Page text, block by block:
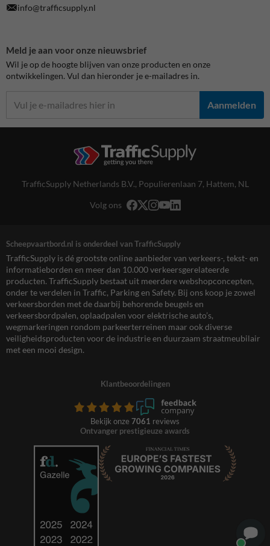
info@trafficsupply.nl
Meld je aan voor onze nieuwsbrief
Wil je op de hoogte blijven van onze producten en onze
ontwikkelingen. Vul dan hieronder je e-mailadres in.
Aanmelden
TrafficSupply Netherlands B.V., Populierenlaan 7, Hattem, NL
Volg ons
Scheepvaartbord.nl is onderdeel van TrafficSupply
TrafficSupply is dé grootste online aanbieder van verkeers-, tekst- en
informatieborden en meer dan 10.000 verkeersgerelateerde
producten. TrafficSupply bestaat uit meerdere webshopconcepten,
onder te verdelen in Traffic, Parking en Safety. Bij ons koop je zowel
verkeersborden met de daarbij behorende beugels en
verkeersbordpalen, oplaadpalen voor elektrische auto’s,
wegmarkeringen rondom parkeerterreinen maar ook diverse
veiligheidsproducten voor de industrie en duurzaam straatmeubilair
met een mooi design.
Klantbeoordelingen
Bekijk onze 7061 reviews
Ontvanger prestigieuze awards